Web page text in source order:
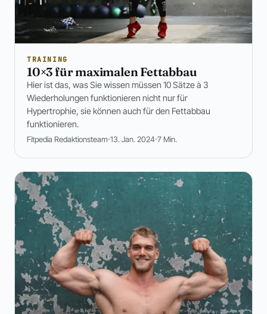
TRAINING
10×3 für maximalen Fettabbau
Hier ist das, was Sie wissen müssen 10 Sätze à 3
Wiederholungen funktionieren nicht nur für
Hypertrophie, sie können auch für den Fettabbau
funktionieren.
Fitpedia Redaktionsteam 13. Jan. 2024 7 Min.